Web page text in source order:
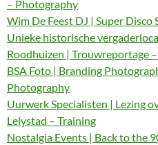
– Photography
Wim De Feest DJ | Super Disco
Unieke historische
Roodhuizen | Trouwreportage
BSA Foto | Branding
Photography
Uurwerk Specialisten | Lezing
Lelystad – Training
Nostalgia Events | Back to the